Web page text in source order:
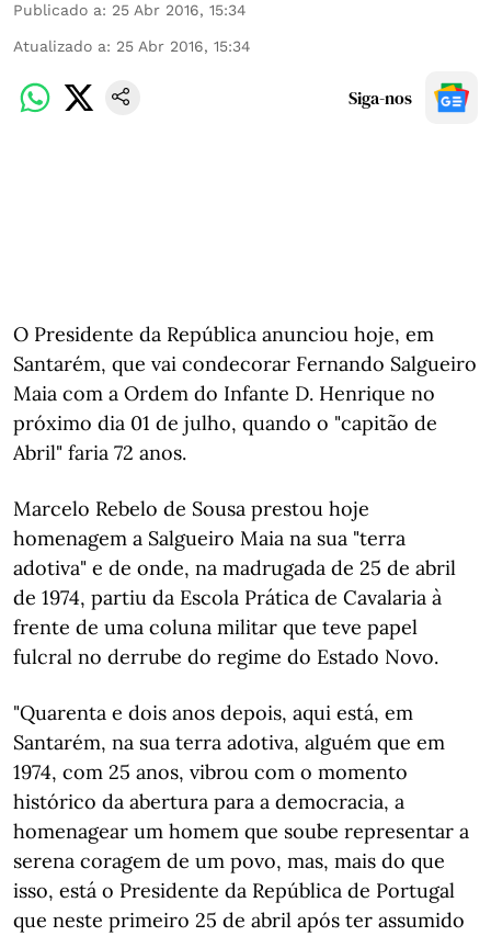
Publicado a: 25 Abr 2016, 15:34
Atualizado a: 25 Abr 2016, 15:34
Siga-nos
O Presidente da República anunciou hoje, em
Santarém, que vai condecorar Fernando Salgueiro
Maia com a Ordem do Infante D. Henrique no
próximo dia 01 de julho, quando o "capitão de
Abril" faria 72 anos.
Marcelo Rebelo de Sousa prestou hoje
homenagem a Salgueiro Maia na sua "terra
adotiva" e de onde, na madrugada de 25 de abril
de 1974, partiu da Escola Prática de Cavalaria à
frente de uma coluna militar que teve papel
fulcral no derrube do regime do Estado Novo.
"Quarenta e dois anos depois, aqui está, em
Santarém, na sua terra adotiva, alguém que em
1974, com 25 anos, vibrou com o momento
histórico da abertura para a democracia, a
homenagear um homem que soube representar a
serena coragem de um povo, mas, mais do que
isso, está o Presidente da República de Portugal
que neste primeiro 25 de abril após ter assumido